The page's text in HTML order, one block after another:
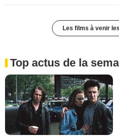
Les films à venir
Top actus de la